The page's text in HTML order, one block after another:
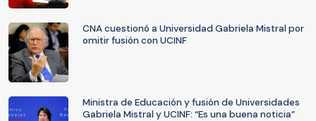
CNA cuestionó a Universidad Gabriela Mistral por
omitir fusión con UCINF
Ministra de Educación y fusión de Universidades
Gabriela Mistral y UCINF: “Es una buena noticia”